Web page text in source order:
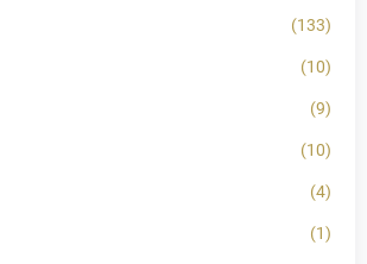
(133)
(10)
(9)
(10)
(4)
(1)